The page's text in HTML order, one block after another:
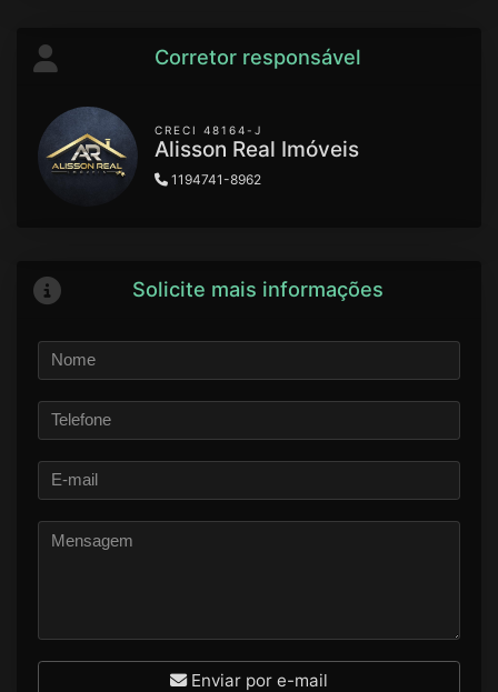
Corretor responsável
CRECI 48164-J
Alisson Real Imóveis
1194741-8962
Solicite mais informações
Enviar por e-mail